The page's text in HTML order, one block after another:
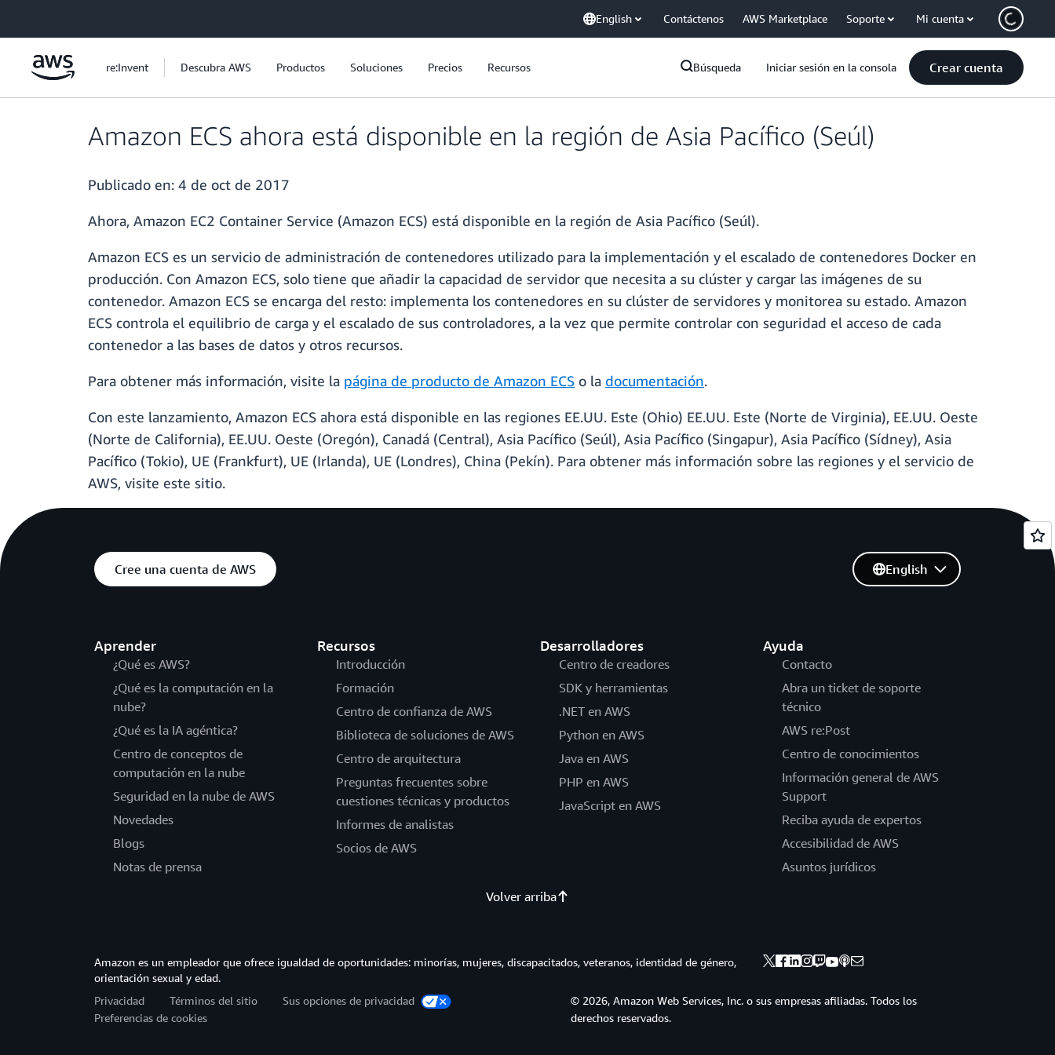
English Contáctenos AWS Marketplace Soporte Mi cuenta
re:Invent Descubra AWS Productos Soluciones Precios Recursos Búsqueda Iniciar sesión en la consola Crear cuenta
Amazon ECS ahora está disponible en la región de Asia Pacífico (Seúl)
Publicado en: 4 de oct de 2017
Ahora, Amazon EC2 Container Service (Amazon ECS) está disponible en la región de Asia Pacífico (Seúl).
Amazon ECS es un servicio de administración de contenedores utilizado para la implementación y el escalado de contenedores Docker en
producción. Con Amazon ECS, solo tiene que añadir la capacidad de servidor que necesita a su clúster y cargar las imágenes de su
contenedor. Amazon ECS se encarga del resto: implementa los contenedores en su clúster de servidores y monitorea su estado. Amazon
ECS controla el equilibrio de carga y el escalado de sus controladores, a la vez que permite controlar con seguridad el acceso de cada
contenedor a las bases de datos y otros recursos.
Para obtener más información, visite la página de producto de Amazon ECS o la documentación.
Con este lanzamiento, Amazon ECS ahora está disponible en las regiones EE.UU. Este (Ohio) EE.UU. Este (Norte de Virginia), EE.UU. Oeste
(Norte de California), EE.UU. Oeste (Oregón), Canadá (Central), Asia Pacífico (Seúl), Asia Pacífico (Singapur), Asia Pacífico (Sídney), Asia
Pacífico (Tokio), UE (Frankfurt), UE (Irlanda), UE (Londres), China (Pekín). Para obtener más información sobre las regiones y el servicio de
AWS, visite este sitio.
Cree una cuenta de AWS
Aprender
¿Qué es AWS?
¿Qué es la computación en la
nube?
¿Qué es la IA agéntica?
Centro de conceptos de
computación en la nube
Seguridad en la nube de AWS
Novedades
Blogs
Notas de prensa
Recursos
Introducción
Formación
Centro de confianza de AWS
Biblioteca de soluciones de AWS
Centro de arquitectura
Preguntas frecuentes sobre
cuestiones técnicas y productos
Informes de analistas
Socios de AWS
Desarrolladores
Centro de creadores
SDK y herramientas
.NET en AWS
Python en AWS
Java en AWS
PHP en AWS
JavaScript en AWS
Ayuda
Contacto
Abra un ticket de soporte
técnico
AWS re:Post
Centro de conocimientos
Información general de AWS
Support
Reciba ayuda de expertos
Accesibilidad de AWS
Asuntos jurídicos
English
Volver arriba
Amazon es un empleador que ofrece igualdad de oportunidades: minorías, mujeres, discapacitados, veteranos, identidad de género,
orientación sexual y edad.
Privacidad
Términos del sitio
Sus opciones de privacidad
Preferencias de cookies
© 2026, Amazon Web Services, Inc. o sus empresas afiliadas. Todos los
derechos reservados.